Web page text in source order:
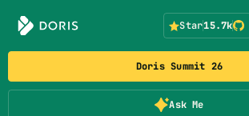
Doris Summit 26
Ask Me
Star15.7k